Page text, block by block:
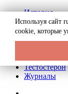
История
Биография
Криминал
Реклама на
Тестостерон
Журналы
Используя сайт
cookie, которые